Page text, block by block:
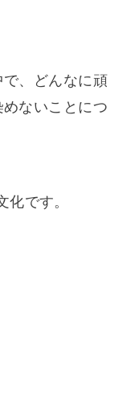
、どんなに頑
ないことにつ
化です。